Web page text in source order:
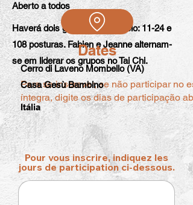
Aberto a todos
Haverá dois grupos em paralelo: 11-24 e
108 posturas. Fabien e Jeanne alternam-
se em liderar os grupos no Tai Chi.
Para se inscrever, se não participar no
íntegra, digite os dias de participação
Pour vous inscrire, indiquez les
jours de participation ci-dessous.
Dates
Cerro di Laveno Mombello (VA)
Casa Gesù Bambino
Itália